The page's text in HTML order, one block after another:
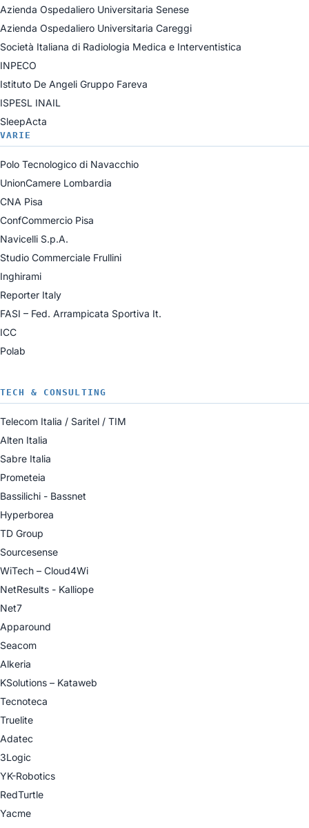
Azienda Ospedaliero Universitaria Senese
Azienda Ospedaliero Universitaria Careggi
Società Italiana di Radiologia Medica e Interventistica
INPECO
Istituto De Angeli Gruppo Fareva
ISPESL INAIL
SleepActa
VARIE
Polo Tecnologico di Navacchio
UnionCamere Lombardia
CNA Pisa
ConfCommercio Pisa
Navicelli S.p.A.
Studio Commerciale Frullini
Inghirami
Reporter Italy
FASI – Fed. Arrampicata Sportiva It.
ICC
Polab
TECH & CONSULTING
Telecom Italia / Saritel / TIM
Alten Italia
Sabre Italia
Prometeia
Bassilichi - Bassnet
Hyperborea
TD Group
Sourcesense
WiTech – Cloud4Wi
NetResults - Kalliope
Net7
Apparound
Seacom
Alkeria
KSolutions – Kataweb
Tecnoteca
Truelite
Adatec
3Logic
YK-Robotics
RedTurtle
Yacme